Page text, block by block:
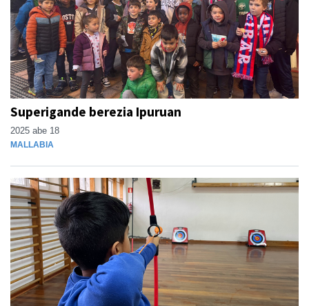
Superigande berezia Ipuruan
2025 abe 18
MALLABIA